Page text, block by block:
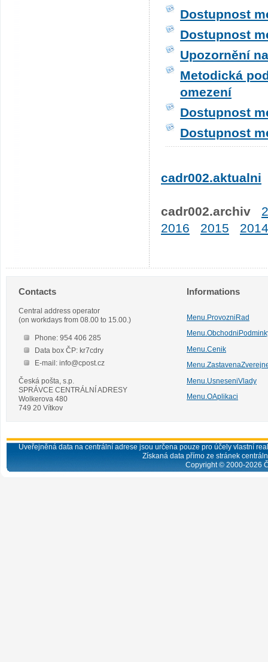
Dostupnost
Dostupnost
Upozornění
Metodická
omezení
Dostupnost
Dostupnost
cadr002.aktualni
cadr002.archiv
2016
2015 2014
Contacts
Central address operator
(on workdays from 08.00 to 15.00.)
Phone: 954 406 285
Data box ČP: kr7cdry
E-mail: info@cpost.cz
Česká pošta, s.p.
SPRÁVCE CENTRÁLNÍ ADRESY
Wolkerova 480
749 20 Vítkov
Informations
Menu.ProvozniRad
Menu.Cenik
Menu.UsneseniVlady
Menu.OAplikaci
Uveřejněná data na centrální adrese jsou určena pouze pro účely vlastní
Získaná data přímo ze stránek
Copyright © 2000-2026